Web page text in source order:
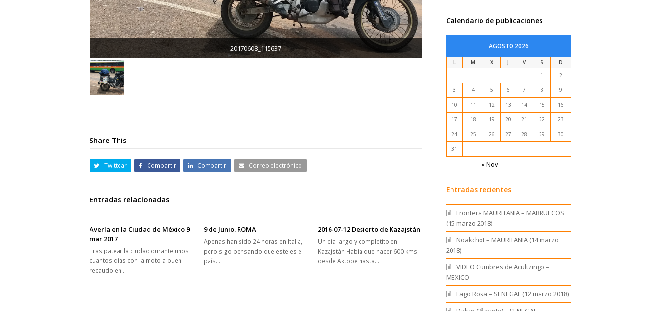
20170608_115637
Share This
Twittear Compartir Compartir Correo electrónico
Entradas relacionadas
Avería en la Ciudad de México 9
mar 2017
Tras patear la ciudad durante unos
cuantos días con la moto a buen
recaudo en…
9 de Junio. ROMA
Apenas han sido 24 horas en Italia,
pero sigo pensando que este es el
país…
2016-07-12 Desierto de Kazajstán
Un día largo y completito en
Kazajstán Había que hacer 600 kms
desde Aktobe hasta…
Calendario de publicaciones
AGOSTO 2026
L M X J V S
D
1
2
3 4 5 6 7 8 9
10 11 12 13 14 15 16
17 18 19 20 21 22 23
24 25 26 27 28 29 30
31
« Nov
Entradas recientes
Frontera MAURITANIA – MARRUECOS
(15 marzo 2018)
Noakchot – MAURITANIA (14 marzo
2018)
VIDEO Cumbres de Acultzingo –
MEXICO
Lago Rosa – SENEGAL (12 marzo 2018)